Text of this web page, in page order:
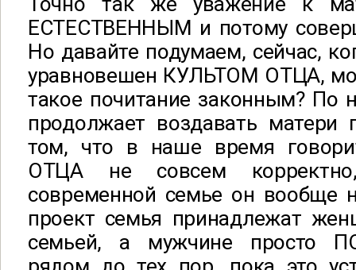
ЕСТЕСТВЕННЫМ и потому
Но давайте подумаем, сейчас,
уравновешен КУЛЬТОМ ОТЦА,
такое почитание законным? По
продолжает воздавать матери
том, что в наше время
ОТЦА не совсем
современной семье он вообще
проект семья принадлежат
семьей, а мужчине просто